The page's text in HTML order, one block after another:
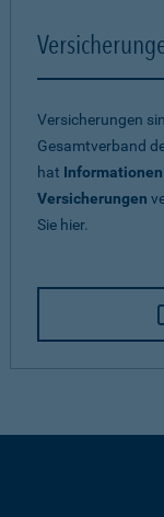
Versicherungen
Gesamtverband
hat
Versicherungen
Sie hier.